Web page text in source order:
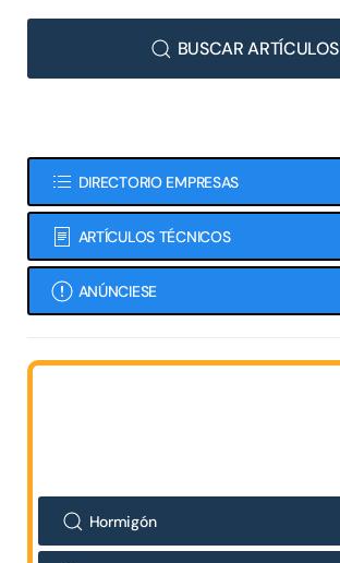
BUSCAR ARTÍCULOS
DIRECTORIO EMPRESAS
ARTÍCULOS TÉCNICOS
ANÚNCIESE
Hormigón